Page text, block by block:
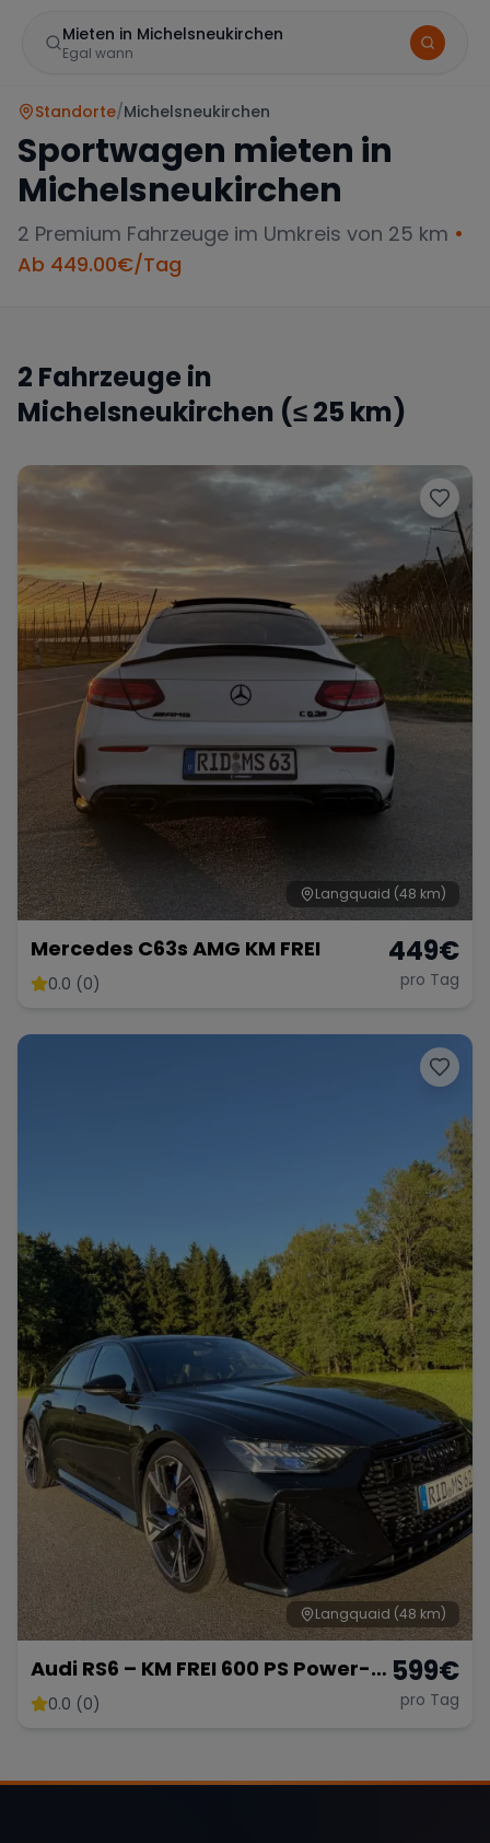
Mieten in Michelsneukirchen
Egal wann
Mercedes BMW Audi
Ferrari
McLaren Jaguar
Dodge
Bentley Rolls Royce
Bugatti Lotus Maserati
Wann
Zeitraum wählen
Standorte/Michelsneukirchen
Sportwagen mieten in
Michelsneukirchen
2 Premium Fahrzeuge im Umkreis von 25 km •
Ab 449.00€/Tag
2 Fahrzeuge in
Michelsneukirchen (≤ 25 km)
Langquaid (48 km)
Mercedes C63s AMG KM FREI
0.0 (0)
449€
pro Tag
Langquaid (48 km)
Audi RS6 – KM FREI 600 PS Power-
Kombi
0.0 (0)
599€
pro Tag